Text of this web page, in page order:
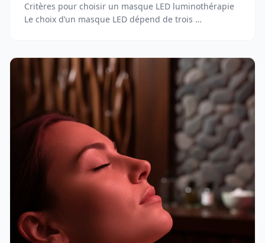
Critères pour choisir un masque LED luminothérapie
Le choix d’un masque LED dépend de trois …